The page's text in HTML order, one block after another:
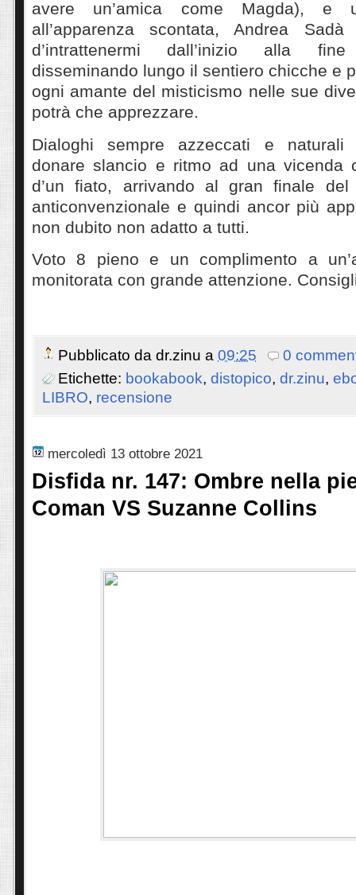
avere un’amica come Magda), e
all’apparenza scontata, Andrea
d’intrattenermi dall’inizio alla
disseminando lungo il sentiero chicche e
ogni amante del misticismo nelle sue
potrà che apprezzare.
Dialoghi sempre azzeccati e naturali
donare slancio e ritmo ad una vicenda
d’un fiato, arrivando al gran finale del
anticonvenzionale e quindi ancor più
non dubito non adatto a tutti.
Voto 8 pieno e un complimento a
monitorata con grande attenzione.
Pubblicato da dr.zinu a 09:25
0
Etichette: bookabook, distopico, dr.zinu,
LIBRO, recensione
mercoledì 13 ottobre 2021
Disfida nr. 147: Ombre nella
Coman VS Suzanne Collins